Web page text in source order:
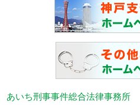
あいち刑事事件総合法律事務所